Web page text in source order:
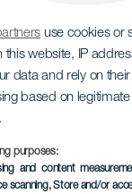
use cookies or
website, IP
data and rely on
based on
purposes:
and content
scanning, Store and/or